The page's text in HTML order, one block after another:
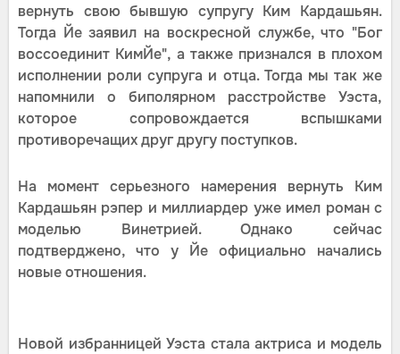
вернуть свою бывшую супругу Ким Кардашьян.
Тогда Йе заявил на воскресной службе, что "Бог
воссоединит КимЙе", а также признался в плохом
исполнении роли супруга и отца. Тогда мы так же
напомнили о биполярном расстройстве Уэста,
которое сопровождается вспышками
противоречащих друг другу поступков.
На момент серьезного намерения вернуть Ким
Кардашьян рэпер и миллиардер уже имел роман с
моделью Винетрией. Однако сейчас
подтверджено, что у Йе официально начались
новые отношения.
Новой избранницей Уэста стала актриса и модель